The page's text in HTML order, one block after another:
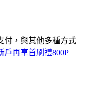
付，與其他多種方式
戶再享首刷禮800P